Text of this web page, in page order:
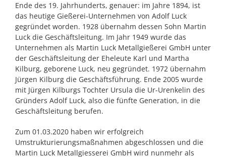
Ende des 19. Jahrhunderts, genauer: im Jahre 1894, ist
das heutige Gießerei-Unternehmen von Adolf Luck
gegründet worden. 1928 übernahm dessen Sohn Martin
Luck die Geschäftsleitung. Im Jahr 1949 wurde das
Unternehmen als Martin Luck Metallgießerei GmbH unter
der Geschäftsleitung der Eheleute Karl und Martha
Kilburg, geborene Luck, neu gegründet. 1972 übernahm
Jürgen Kilburg die Geschäftsführung. Ende 2005 wurde
mit Jürgen Kilburgs Tochter Ursula die Ur-Urenkelin des
Gründers Adolf Luck, also die fünfte Generation, in die
Geschäftsleitung berufen.
Zum 01.03.2020 haben wir erfolgreich
Umstrukturierungsmaßnahmen abgeschlossen und die
Martin Luck Metallgiesserei GmbH wird nunmehr als